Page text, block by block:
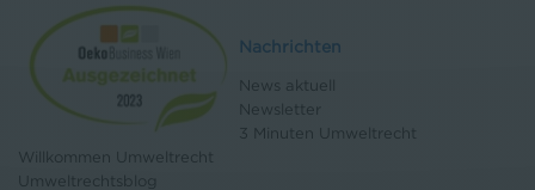
Nachrichten
News aktuell
Newsletter
3 Minuten Umweltrecht
Willkommen Umweltrecht
Umweltrechtsblog